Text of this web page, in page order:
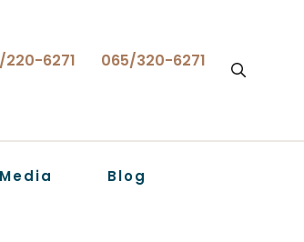
220-6271 065/320-6271
Media Blog